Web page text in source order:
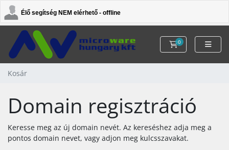
Élő segítség NEM elérhető - offline
0
Kosár
Kosár
Domain regisztráció
Keresse meg az új domain nevét. Az kereséshez adja meg a
pontos domain nevet, vagy adjon meg kulcsszavakat.